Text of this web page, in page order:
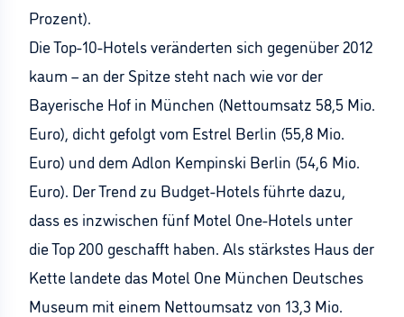
Prozent).
Die Top-10-Hotels veränderten sich gegenüber 2012
kaum – an der Spitze steht nach wie vor der
Bayerische Hof in München (Nettoumsatz 58,5 Mio.
Euro), dicht gefolgt vom Estrel Berlin (55,8 Mio.
Euro) und dem Adlon Kempinski Berlin (54,6 Mio.
Euro). Der Trend zu Budget-Hotels führte dazu,
dass es inzwischen fünf Motel One-Hotels unter
die Top 200 geschafft haben. Als stärkstes Haus der
Kette landete das Motel One München Deutsches
Museum mit einem Nettoumsatz von 13,3 Mio.